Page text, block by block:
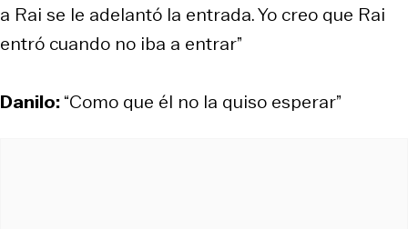
a Rai se le adelantó la entrada. Yo creo que Rai
entró cuando no iba a entrar”
Danilo:“Como que él no la quiso esperar”